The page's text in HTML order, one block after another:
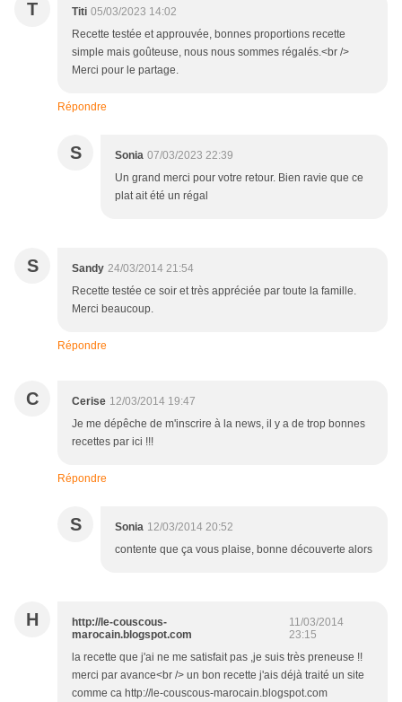
T Titi 05/03/2023 14:02
Recette testée et approuvée, bonnes proportions recette
simple mais goûteuse, nous nous sommes régalés.<br />
Merci pour le partage.
Répondre
S Sonia 07/03/2023 22:39
Un grand merci pour votre retour. Bien ravie que ce
plat ait été un régal
S Sandy 24/03/2014 21:54
Recette testée ce soir et très appréciée par toute la famille.
Merci beaucoup.
Répondre
C Cerise 12/03/2014 19:47
Je me dépêche de m'inscrire à la news, il y a de trop bonnes
recettes par ici !!!
Répondre
S Sonia 12/03/2014 20:52
contente que ça vous plaise, bonne découverte alors
H
http://le-couscous-
marocain.blogspot.com
11/03/2014
23:15
la recette que j'ai ne me satisfait pas ,je suis très preneuse !!
merci par avance<br /> un bon recette j'ais déjà traité un site
comme ca http://le-couscous-marocain.blogspot.com